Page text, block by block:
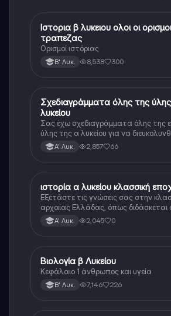
Ιστορία
Ιστορια β λυκειου ολοι οι
τραπεζας
Ορισμοί ιστόριας
Β' Λυκ. 8,538 300
Ιστορία
Σχεδιαγράμματα όλης της
λυκείου
Σας έχω σχεδιαγράμματα όλης της
ύλης της α λυκείου για να
τεράστιο βάρος του βιβλίου
Α' Λυκ. 2,857 66
Ιστορία
ιστορία α λυκείου κλασσική
Εξετάστε τις γνώσεις σας στην
αρχαίας Ελλάδας, όπως διδάσκεται
Λυκείου.Α' Λυκ. 2,045 0
Βιολογία
Βιολογία β Λυκείου
Κεφάλαιο 1 άνθρωπος και υγεία
Β' Λυκ. 7,146 226